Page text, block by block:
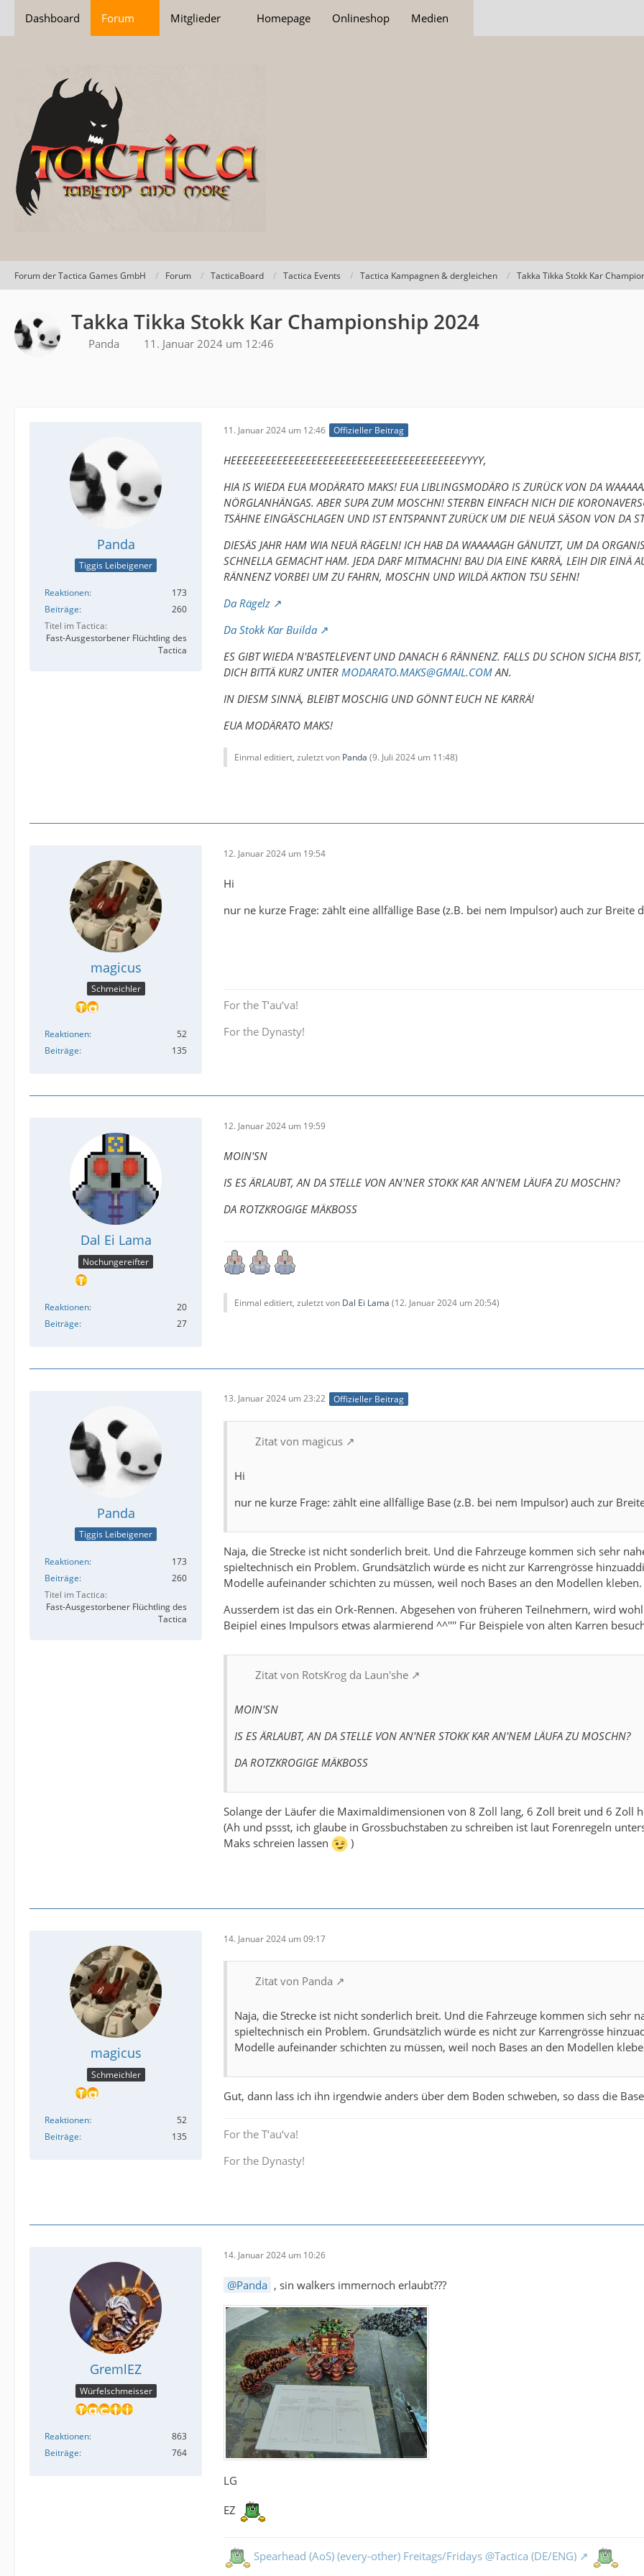
Dashboard Forum Mitglieder Homepage Onlineshop Medien
Forum der Tactica Games GmbH Forum TacticaBoard Tactica Events Tactica Kampagnen & dergleichen Takka Tikka Stokk Kar
Takka Tikka Stokk Kar Championship 2024
Panda 11. Januar 2024 um 12:46
Panda
Tiggis Leibeigener
Reaktionen
173
Beiträge
260
Titel im Tactica
Fast-Ausgestorbener Flüchtling des
Tactica
11. Januar 2024 um 12:46 Offizieller Beitrag
HEEEEEEEEEEEEEEEEEEEEEEEEEEEEEEEEEEEEEEEEYYYY,
HIA IS WIEDA EUA MODÄRATO MAKS! EUA LIBLINGSMODÄRO IS ZURÜCK VON DA
NÖRGLANHÄNGAS. ABER SUPA ZUM MOSCHN! STERBN EINFACH NICH DIE
TSÄHNE EINGÄSCHLAGEN UND IST ENTSPANNT ZURÜCK UM DIE NEUÄ SÄSON VON DA
DIESÄS JAHR HAM WIA NEUÄ RÄGELN! ICH HAB DA WAAAAAGH GÄNUTZT, UM DA
SCHNELLA GEMACHT HAM. JEDA DARF MITMACHN! BAU DIA EINE KARRÄ, LEIH DIR EINÄ
RÄNNENZ VORBEI UM ZU FAHRN, MOSCHN UND WILDÄ AKTION TSU SEHN!
Da Rägelz
Da Stokk Kar Builda
ES GIBT WIEDA N'BASTELEVENT UND DANACH 6 RÄNNENZ. FALLS DU SCHON SICHA
DICH BITTÄ KURZ UNTER MODARATO.MAKS@GMAIL.COMAN.
IN DIESM SINNÄ, BLEIBT MOSCHIG UND GÖNNT EUCH NE KARRÄ!
EUA MODÄRATO MAKS!
Einmal editiert, zuletzt von Panda (9. Juli 2024 um 11:48)
magicus
Schmeichler
Reaktionen
52
Beiträge
135
12. Januar 2024 um 19:54
Hi
nur ne kurze Frage: zählt eine allfällige Base (z.B. bei nem Impulsor) auch zur Breite
For the T‘au‘va!
For the Dynasty!
Dal Ei Lama
Nochungereifter
Reaktionen
20
Beiträge
27
12. Januar 2024 um 19:59
MOIN'SN
IS ES ÄRLAUBT, AN DA STELLE VON AN'NER STOKK KAR AN'NEM LÄUFA ZU MOSCHN?
DA ROTZKROGIGE MÄKBOSS
Einmal editiert, zuletzt von Dal Ei Lama (12. Januar 2024 um 20:54)
Panda
Tiggis Leibeigener
Reaktionen
173
Beiträge
260
Titel im Tactica
Fast-Ausgestorbener Flüchtling des
Tactica
13. Januar 2024 um 23:22 Offizieller Beitrag
Zitat von magicus
Hi
nur ne kurze Frage: zählt eine allfällige Base (z.B. bei nem Impulsor) auch zur
Naja, die Strecke ist nicht sonderlich breit. Und die Fahrzeuge kommen sich sehr
spieltechnisch ein Problem. Grundsätzlich würde es nicht zur Karrengrösse
Modelle aufeinander schichten zu müssen, weil noch Bases an den Modellen kleben.
Ausserdem ist das ein Ork-Rennen. Abgesehen von früheren Teilnehmern, wird
Beipiel eines Impulsors etwas alarmierend ^^'''' Für Beispiele von alten Karren
Zitat von RotsKrog da Laun'she
MOIN'SN
IS ES ÄRLAUBT, AN DA STELLE VON AN'NER STOKK KAR AN'NEM LÄUFA ZU MOSCHN?
DA ROTZKROGIGE MÄKBOSS
Solange der Läufer die Maximaldimensionen von 8 Zoll lang, 6 Zoll breit und 6 Zoll
(Ah und pssst, ich glaube in Grossbuchstaben zu schreiben ist laut Forenregeln
Maks schreien lassen
)
magicus
Schmeichler
Reaktionen
52
Beiträge
135
14. Januar 2024 um 09:17
Zitat von Panda
Naja, die Strecke ist nicht sonderlich breit. Und die Fahrzeuge kommen sich sehr
spieltechnisch ein Problem. Grundsätzlich würde es nicht zur Karrengrösse
Modelle aufeinander schichten zu müssen, weil noch Bases an den Modellen
Gut, dann lass ich ihn irgendwie anders über dem Boden schweben, so dass die
For the T‘au‘va!
For the Dynasty!
GremlEZ
Würfelschmeisser
Reaktionen
863
Beiträge
764
14. Januar 2024 um 10:26
Panda , sin walkers immernoch erlaubt???
LG
EZ
Spearhead (AoS) (every-other) Freitags/Fridays @Tactica (DE/ENG)